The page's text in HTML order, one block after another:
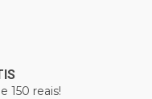
150 reais!